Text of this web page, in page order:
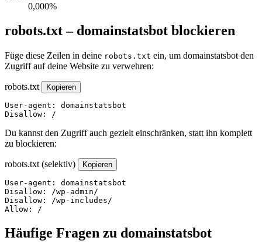
0,000%
robots.txt – domainstatsbot blockieren
Füge diese Zeilen in deine robots.txt ein, um domainstatsbot den
Zugriff auf deine Website zu verwehren:
robots.txt Kopieren
User-agent: domainstatsbot
Disallow: /
Du kannst den Zugriff auch gezielt einschränken, statt ihn komplett
zu blockieren:
robots.txt (selektiv) Kopieren
User-agent: domainstatsbot
Disallow: /wp-admin/
Disallow: /wp-includes/
Allow: /
Häufige Fragen zu domainstatsbot